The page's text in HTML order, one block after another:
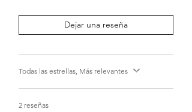
Dejar una reseña
Todas las estrellas, Más relevantes
2 reseñas